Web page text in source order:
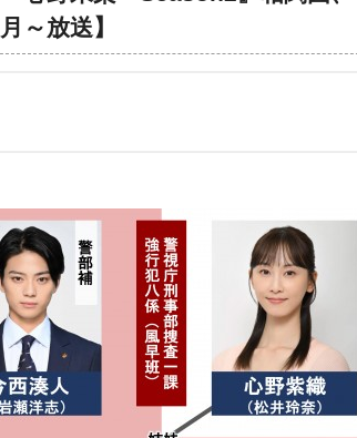
～放送】